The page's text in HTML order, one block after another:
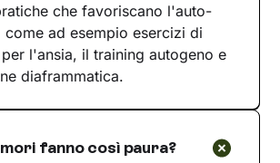
che favoriscano l'auto-
come ad esempio esercizi di
l'ansia, il training autogeno e
diaframmatica.
fanno così paura?